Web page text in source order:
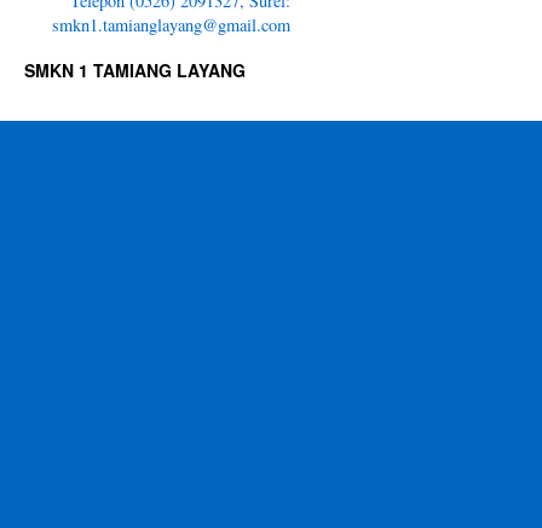
smkn1.tamianglayang@gmail.com
SMKN 1 TAMIANG LAYANG